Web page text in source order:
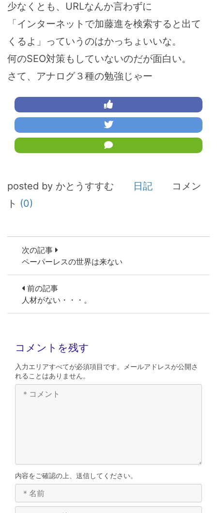
少なくとも、URLなんか言わずに
「インターネットで加藤進を検索すると出て
くるよ」っていうのはかっちょいいな。
何のSEO対策もしていないのだが面白い。
さて、アナログ３種の勉強じゃー
posted by かとうすすむ 日記
コメン
ト (0)
次の記事
ペーパーレスの世界は来ない
前の記事
人材がない・・・。
コメントを残す
入力エリアすべてが必須項目です。メールアドレスが公開さ
れることはありません。
内容をご確認の上、送信してください。